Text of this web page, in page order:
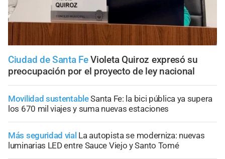
Ciudad de Santa Fe Violeta Quiroz expresó su
preocupación por el proyecto de ley nacional
Movilidad sustentableSanta Fe: la bici pública ya supera
los 670 mil viajes y suma nuevas estaciones
Más seguridad vial La autopista se moderniza: nuevas
luminarias LED entre Sauce Viejo y Santo Tomé